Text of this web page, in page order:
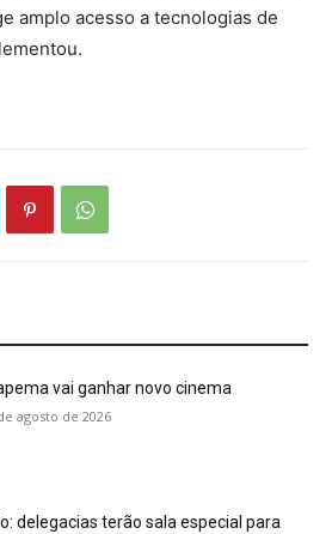
amplo acesso a tecnologias de
vai ganhar novo cinema
agosto de 2026
delegacias terão sala especial para